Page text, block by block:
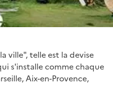
ville", telle est la devise
s'installe comme chaque
Aix-en-Provence,